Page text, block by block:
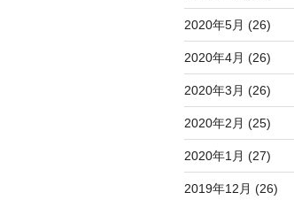
2020年5月 (26)
2020年4月 (26)
2020年3月 (26)
2020年2月 (25)
2020年1月 (27)
2019年12月 (26)